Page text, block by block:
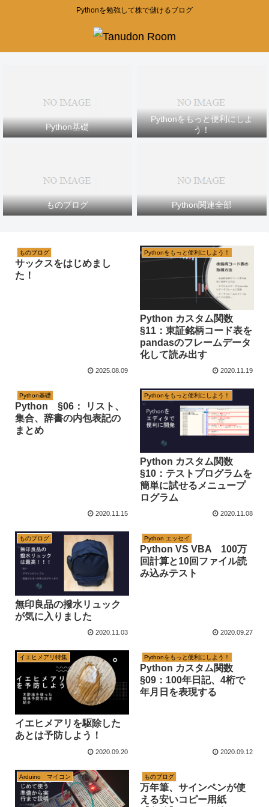
Pythonを勉強して株で儲けるブログ
Python基礎
Pythonをもっと便利にしよ
う！
ものブログ Python関連全部
ものブログ
サックスをはじめまし
た！
2025.08.09
Pythonをもっと便利にしよう！
Python カスタム関数
§11：東証銘柄コード表を
pandasのフレームデータ
化して読み出す
2020.11.19
Python基礎
Python §06： リスト、
集合、辞書の内包表記の
まとめ
2020.11.15
Pythonをもっと便利にしよう！
Python カスタム関数
§10：テストプログラムを
簡単に試せるメニュープ
ログラム
2020.11.08
ものブログ
無印良品の撥水リュック
が気に入りました
2020.11.03
Python エッセイ
Python VS VBA 100万
回計算と10回ファイル読
み込みテスト
2020.09.27
イエヒメアリ特集
イエヒメアリを駆除した
あとは予防しよう！
2020.09.20
Pythonをもっと便利にしよう！
Python カスタム関数
§09：100年日記、4桁で
年月日を表現する
2020.09.12
Arduino マイコン ものブログ
万年筆、サインペンが使
える安いコピー用紙